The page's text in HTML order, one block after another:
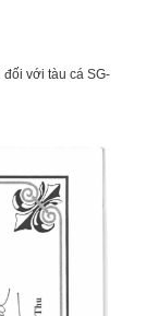
đối với tàu cá SG-